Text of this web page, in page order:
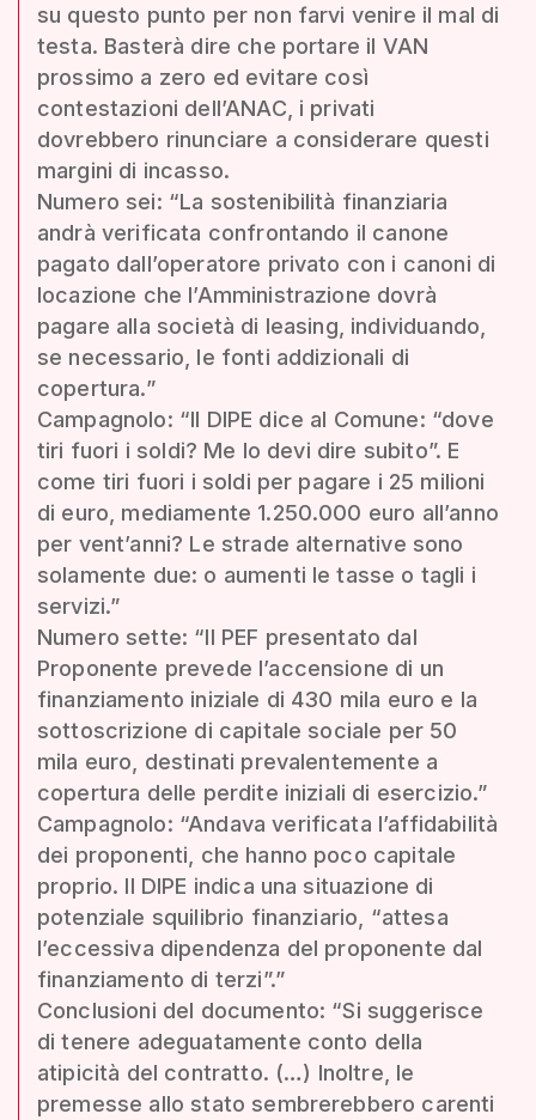
su questo punto per non farvi venire il mal di
testa. Basterà dire che portare il VAN
prossimo a zero ed evitare così
contestazioni dell’ANAC, i privati
dovrebbero rinunciare a considerare questi
margini di incasso.
Numero sei: “La sostenibilità finanziaria
andrà verificata confrontando il canone
pagato dall’operatore privato con i canoni di
locazione che l’Amministrazione dovrà
pagare alla società di leasing, individuando,
se necessario, le fonti addizionali di
copertura.”
Campagnolo: “Il DIPE dice al Comune: “dove
tiri fuori i soldi? Me lo devi dire subito”. E
come tiri fuori i soldi per pagare i 25 milioni
di euro, mediamente 1.250.000 euro all’anno
per vent’anni? Le strade alternative sono
solamente due: o aumenti le tasse o tagli i
servizi.”
Numero sette: “Il PEF presentato dal
Proponente prevede l’accensione di un
finanziamento iniziale di 430 mila euro e la
sottoscrizione di capitale sociale per 50
mila euro, destinati prevalentemente a
copertura delle perdite iniziali di esercizio.”
Campagnolo: “Andava verificata l’affidabilità
dei proponenti, che hanno poco capitale
proprio. Il DIPE indica una situazione di
potenziale squilibrio finanziario, “attesa
l’eccessiva dipendenza del proponente dal
finanziamento di terzi”.”
Conclusioni del documento: “Si suggerisce
di tenere adeguatamente conto della
atipicità del contratto. (…) Inoltre, le
premesse allo stato sembrerebbero carenti